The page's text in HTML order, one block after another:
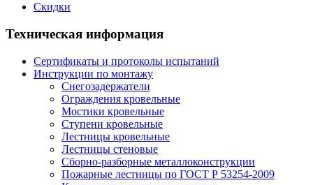
Скидки
Техническая информация
Сертификаты и протоколы испытаний
Инструкции по монтажу
Снегозадержатели
Ограждения кровельные
Мостики кровельные
Ступени кровельные
Лестницы кровельные
Лестницы стеновые
Сборно-разборные металлоконструкции
Пожарные лестницы по ГОСТ Р 53254-2009